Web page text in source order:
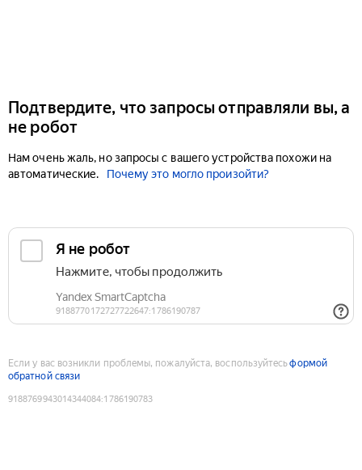
Подтвердите, что запросы отправляли вы, а
не робот
Нам очень жаль, но запросы с вашего устройства похожи на
автоматические.
Почему это могло произойти?
Если у вас возникли проблемы, пожалуйста, воспользуйтесьформой
обратной связи
9188769943014344084:1786190783